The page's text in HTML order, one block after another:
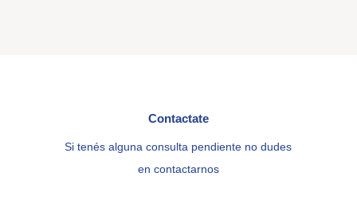
Contactate
Si tenés alguna consulta pendiente no dudes
en contactarnos